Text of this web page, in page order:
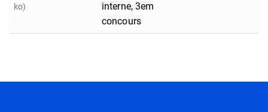
ko)
interne, 3em
concours